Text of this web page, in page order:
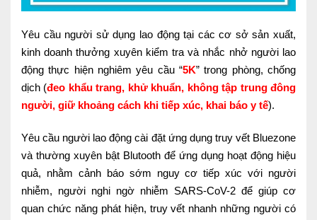
TUYỂN DỤNG TRA CỨU HỒ SƠ
Yêu cầu người sử dụng lao động tại các cơ sở sản xuất,
kinh doanh thưởng xuyên kiểm tra và nhắc nhở người lao
động thực hiện nghiêm yêu cầu “5K” trong phòng, chống
dịch (đeo khẩu trang, khử khuẩn, không tập trung đông
người, giữ khoảng cách khi tiếp xúc, khai báo y tế).
Yêu cầu người lao động cài đặt ứng dụng truy vết Bluezone
và thường xuyên bật Blutooth để ứng dụng hoạt động hiệu
quả, nhằm cảnh báo sớm nguy cơ tiếp xúc với người
nhiễm, người nghi ngờ nhiễm SARS-CoV-2 để giúp cơ
quan chức năng phát hiện, truy vết nhanh những người có